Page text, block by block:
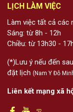
LỊCH LÀM VIỆC
Làm việc tất cả các
Sáng: từ 8h - 12h
Chiều: từ 13h30 -
(*)Lưu ý nếu đến
đặt lịch (Nam Y Đỗ
Liên kết mạng xã